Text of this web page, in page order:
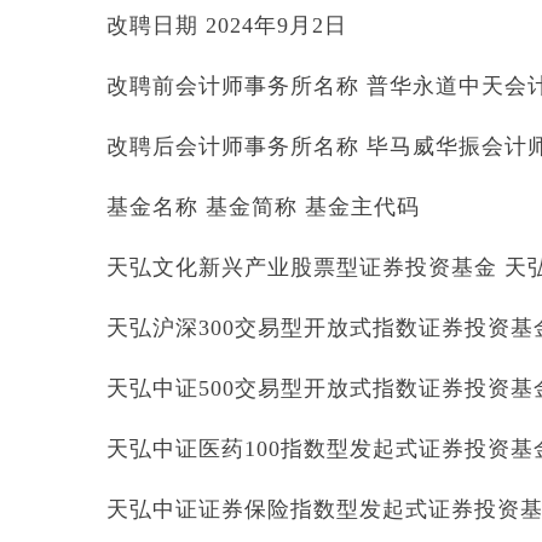
改聘日期 2024年9月2日
改聘前会计师事务所名称 普华永道中天会
改聘后会计师事务所名称 毕马威华振会计
基金名称 基金简称 基金主代码
天弘文化新兴产业股票型证券投资基金 天
天弘沪深300交易型开放式指数证券投资
天弘中证500交易型开放式指数证券投资
天弘中证医药100指数型发起式证券投资
天弘中证证券保险指数型发起式证券投资